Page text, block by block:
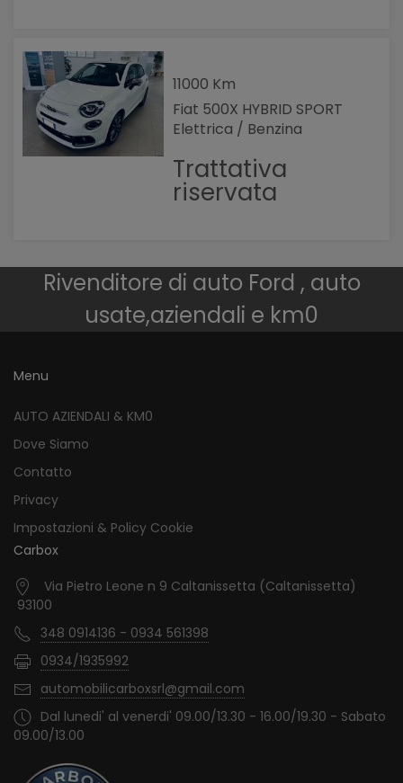
11000 Km
Fiat 500X HYBRID SPORT
Elettrica / Benzina
Trattativa
riservata
Rivenditore di auto Ford , auto
usate,aziendali e km0
Menu
AUTO AZIENDALI & KM0
Dove Siamo
Contatto
Privacy
Impostazioni & Policy Cookie
Carbox
Via Pietro Leone n 9 Caltanissetta (Caltanissetta)
93100
348 0914136 - 0934 561398
0934/1935992
automobilicarboxsrl@gmail.com
Dal lunedi' al venerdi' 09.00/13.30 - 16.00/19.30 - Sabato
09.00/13.00